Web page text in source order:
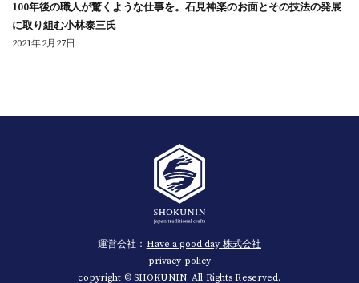
100年後の職人が驚くような仕事を。石見神楽のお面とその技法の発展
に取り組む小林泰三氏
2021年2月27日
運営会社： Have a good day 株式会社
privacy policy
copyright © SHOKUNIN. All Rights Reserved.